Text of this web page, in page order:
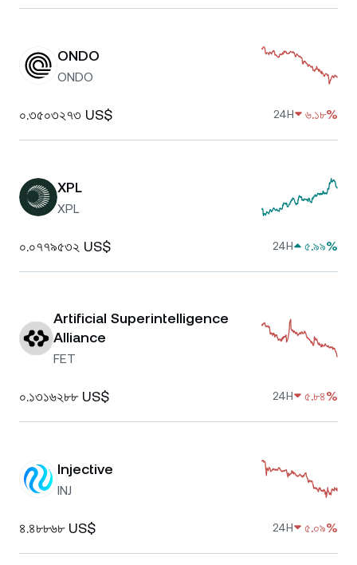
ONDO
ONDO
০.৩৫০৩২৭৩ US$ 24H ৬.১৮%
XPL
XPL
০.০৭৭৯৫৩২ US$ 24H ৫.৯৯%
Artificial Superintelligence
Alliance
FET
০.১৩১৬২৮৮ US$ 24H ৫.৮৪%
Injective
INJ
৪.৪৮৮৬৮ US$ 24H ৫.০৯%